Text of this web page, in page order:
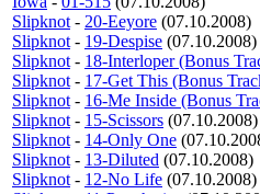
Slipknot - 20-Eeyore (07.10.2008)
Slipknot - 19-Despise (07.10.2008)
Slipknot - 18-Interloper (Bonus
Slipknot - 17-Get This (Bonus
Slipknot - 16-Me Inside (Bonus
Slipknot - 15-Scissors (07.10.2008)
Slipknot - 14-Only One
Slipknot - 13-Diluted (07.10.2008)
Slipknot - 12-No Life (07.10.2008)